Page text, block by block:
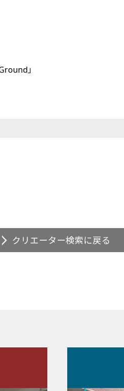
」
クリエーター検索に戻る